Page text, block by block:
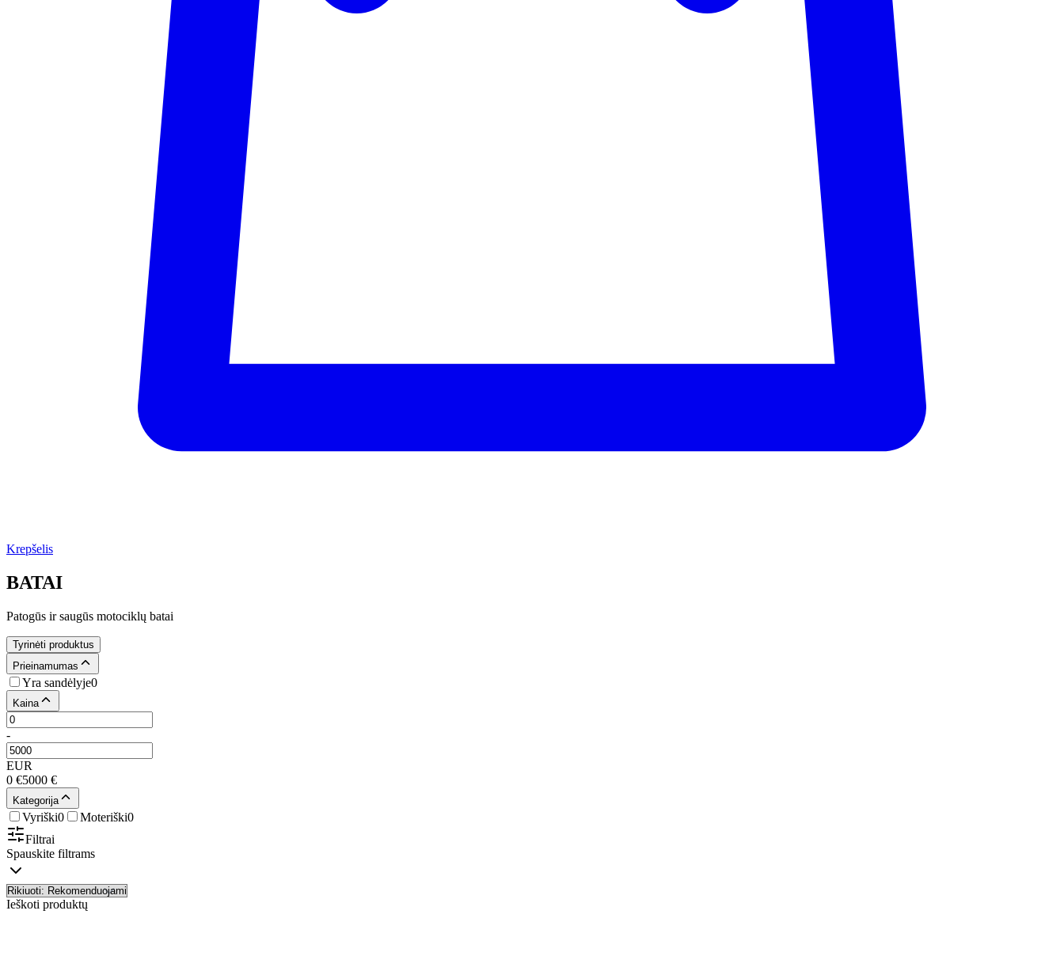
Krepšelis
BATAI
Patogūs ir saugūs motociklų batai
Tyrinėti produktus
Prieinamumas
Yra sandėlyje0
Kaina
-
EUR
0 €5000 €
Kategorija
Vyriški0 Moteriški0
Filtrai
Spauskite filtrams
Ieškoti produktų